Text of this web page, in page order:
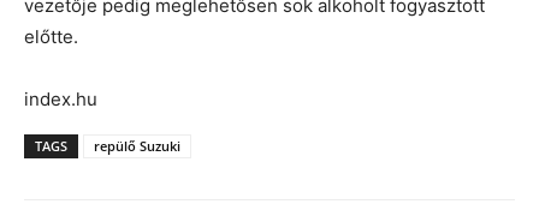
vezetője pedig meglehetősen sok alkoholt fogyasztott
előtte.
index.hu
TAGS repülő Suzuki